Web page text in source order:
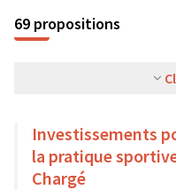
69 propositions
Investissements
la pratique
Chargé